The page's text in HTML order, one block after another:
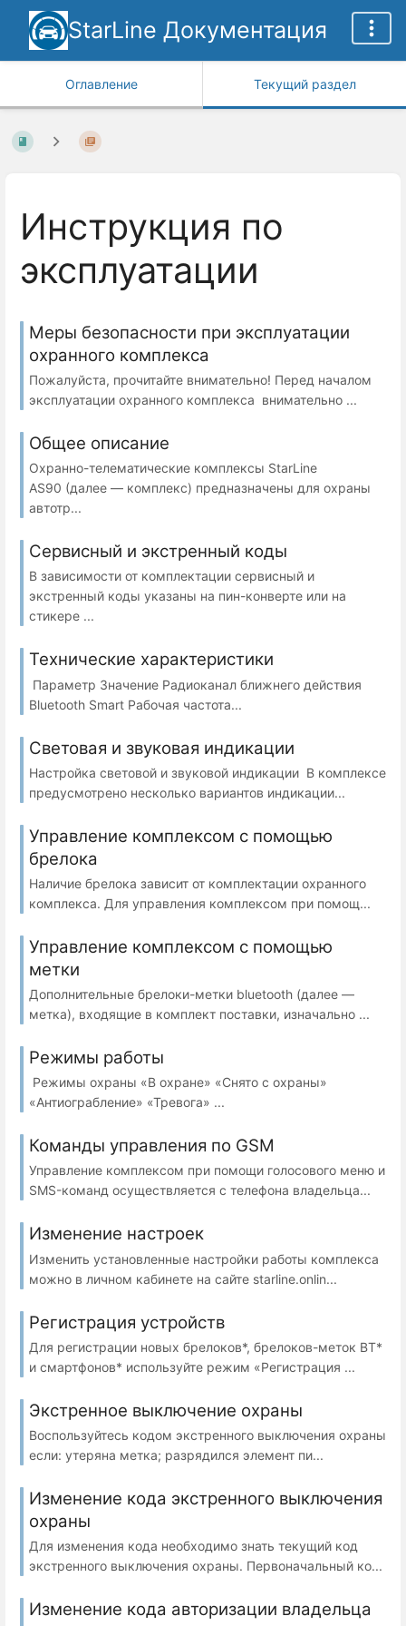
StarLine Документация
Оглавление Текущий раздел
Инструкция по
эксплуатации
Меры безопасности при эксплуатации
охранного комплекса
Пожалуйста, прочитайте внимательно! Перед началом
эксплуатации охранного комплекса внимательно ...
Общее описание
Охранно-телематические комплексы StarLine
AS90 (далее — комплекс) предназначены для охраны
автотр...
Сервисный и экстренный коды
В зависимости от комплектации сервисный и
экстренный коды указаны на пин-конверте или на
стикере ...
Технические характеристики
Параметр Значение Радиоканал ближнего действия
Bluetooth Smart Рабочая частота...
Световая и звуковая индикации
Настройка световой и звуковой индикации В комплексе
предусмотрено несколько вариантов индикации...
Управление комплексом с помощью
брелока
Наличие брелока зависит от комплектации охранного
комплекса. Для управления комплексом при помощ...
Управление комплексом с помощью
метки
Дополнительные брелоки-метки bluetooth (далее —
метка), входящие в комплект поставки, изначально ...
Режимы работы
Режимы охраны «В охране» «Снято с охраны»
«Антиограбление» «Тревога» ...
Команды управления по GSM
Управление комплексом при помощи голосового меню и
SMS-команд осуществляется с телефона владельца...
Изменение настроек
Изменить установленные настройки работы комплекса
можно в личном кабинете на сайте starline.onlin...
Регистрация устройств
Для регистрации новых брелоков*, брелоков-меток BT*
и смартфонов* используйте режим «Регистрация ...
Экстренное выключение охраны
Воспользуйтесь кодом экстренного выключения охраны
если: утеряна метка; разрядился элемент пи...
Изменение кода экстренного выключения
охраны
Для изменения кода необходимо знать текущий код
экстренного выключения охраны. Первоначальный ко...
Изменение кода авторизации владельца